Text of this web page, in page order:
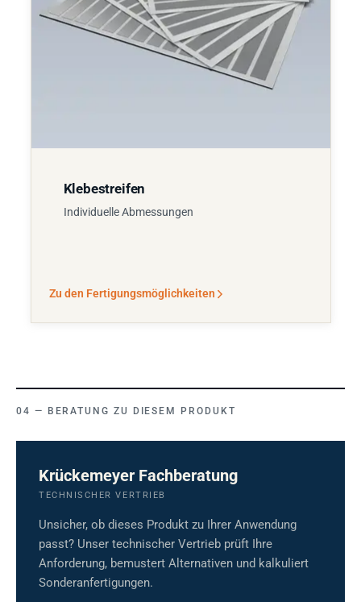
Klebestreifen
Individuelle Abmessungen
Zu den Fertigungsmöglichkeiten
BERATUNG ZU DIESEM PRODUKT
Krückemeyer Fachberatung
TECHNISCHER VERTRIEB
Unsicher, ob dieses Produkt zu Ihrer Anwendung
passt? Unser technischer Vertrieb prüft Ihre
Anforderung, bemustert Alternativen und kalkuliert
Sonderanfertigungen.